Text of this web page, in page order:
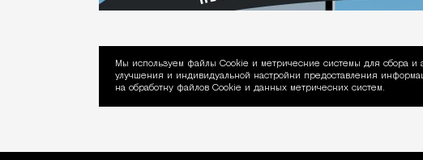
Уведомление об
Мы используем файлы Сookie и метрические системы для сбора и
улучшения и индивидуальной настройки предоставления
на обработку файлов Cookie и данных метрических систем.